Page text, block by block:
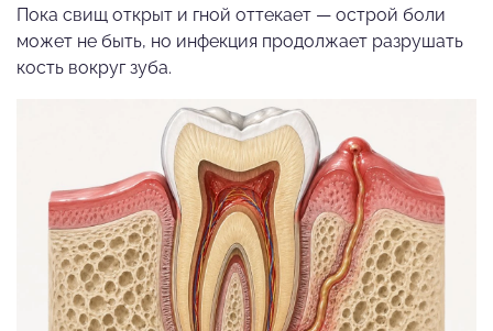
Пока свищ открыт и гной оттекает — острой боли
может не быть, но инфекция продолжает разрушать
кость вокруг зуба.